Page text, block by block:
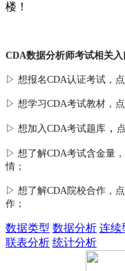
楼！
CDA数据分析师考试相关入
▷ 想报名CDA认证考试，
▷ 想学习CDA考试教材，
▷ 想加入CDA考试题库 ，
▷ 想了解CDA考试含金量
情；
▷ 想了解CDA院校合作 ，
作；
数据类型 数据分析 连续
联表分析 统计分析